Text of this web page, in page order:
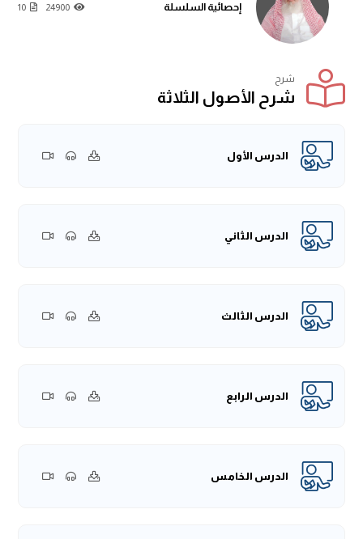
إحصائية السلسلة 24900
10
شرح
شرح الأصول الثلاثة
الدرس الأول
الدرس الثاني
الدرس الثالث
الدرس الرابع
الدرس الخامس